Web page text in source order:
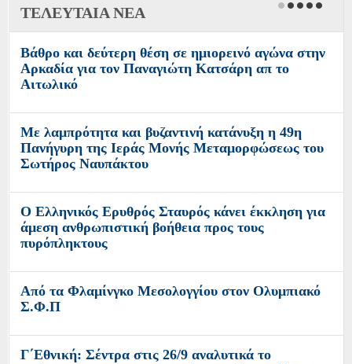
ΤΕΛΕΥΤΑΙΑ ΝΕΑ
Επανέναρξη εργασιών αντικατάστασης του
εσωτερικού δικτύου ύδρευσης Μεσολογγίου
Έκθεση φωτογραφιών του Νίκου Αλιάγα στο
Μουσείο Άλατος
του Σωτήρα στην Κατοχή Αιτωλοακαρνανίας»
O Ελληνικός Ερυθρός Σταυρός καλεί για
Οι Φίλοι της Λιμνοθάλασσας κυκλοφορούν το